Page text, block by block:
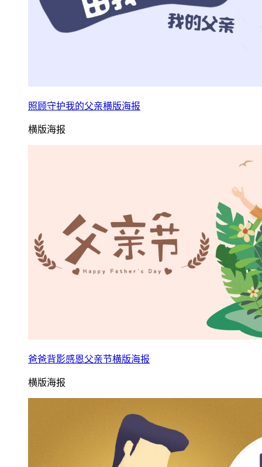
照顾守护我的父亲横版海报
横版海报
爸爸背影感恩父亲节横版海报
横版海报